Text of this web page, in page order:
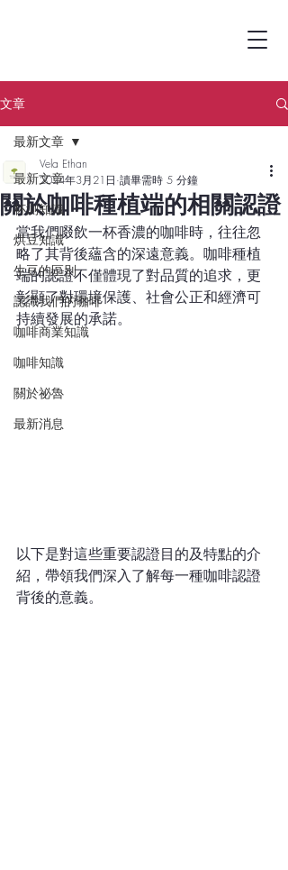
文章
最新文章
杯測知識
烘豆知識
生豆的區別
認識我們的咖啡
咖啡商業知識
咖啡知識
關於祕魯
最新消息
最新文章
關於咖啡種植端的相關認證
Vela Ethan
2024年3月21日 讀畢需時 5 分鐘
當我們啜飲一杯香濃的咖啡時，往往忽
略了其背後蘊含的深遠意義。咖啡種植
端的認證不僅體現了對品質的追求，更
彰顯了對環境保護、社會公正和經濟可
持續發展的承諾。
以下是對這些重要認證目的及特點的介
紹，帶領我們深入了解每一種咖啡認證
背後的意義。